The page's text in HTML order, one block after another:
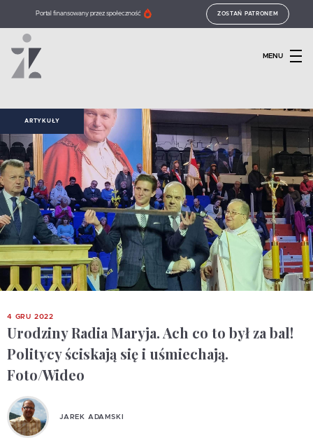
Portal finansowany przez społeczność ZOSTAŃ PATRONEM
MENU
ARTYKUŁY
4 GRU 2022
Urodziny Radia Maryja. Ach co to był za bal!
Politycy ściskają się i uśmiechają.
Foto/Wideo
JAREK ADAMSKI